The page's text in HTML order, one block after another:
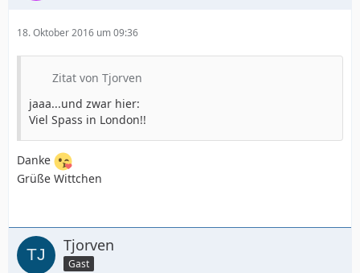
18. Oktober 2016 um 09:36
Zitat von Tjorven
jaaa...und zwar hier:
Viel Spass in London!!
Danke
Grüße Wittchen
Tjorven
Gast